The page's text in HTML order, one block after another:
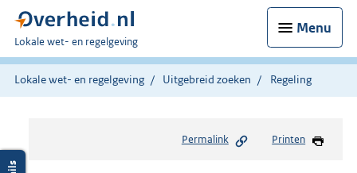
Menu
U
bent
hier:
Lokale wet- en regelgeving
Lokale wet- en regelgeving Uitgebreid zoeken Regeling
Permalink Printen